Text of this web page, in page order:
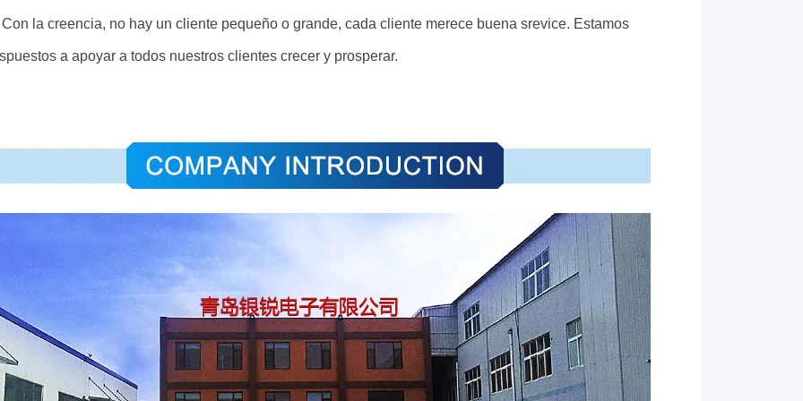
la creencia, no hay un cliente pequeño o grande, cada cliente merece buena srevice. Estamos
a apoyar a todos nuestros clientes crecer y prosperar.